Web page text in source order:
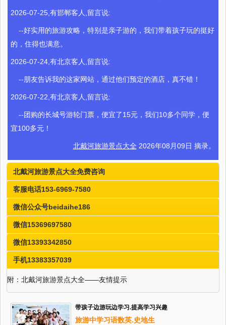
2026-07-25,有邯郸客人,留言说:
--好实用的旅游攻略，特别是亲子游的，我们带着孩子玩的挺好
的，住得也满意。
2026-07-24,有北京客人,留言说:
--朋友告诉我的这家网站，通过他们预定的酒店，真不错！
2026-07-22,有北京客人,留言说:
--团购的长城号游轮门票，便宜了15元，我们10多个同学，便
宜100多元！
北戴河旅游景点大全 2026年08月09日 摘录。
北戴河旅游景点大全免费咨询
客服电话153-6969-7580
微信公众号beidaihe186
微信15369697580
微信13393342850
手机13383357039
附：北戴河旅游景点大全——友情提示
带孩子边游玩边学习.提高学习兴趣
旅游中学习语数英.史地生